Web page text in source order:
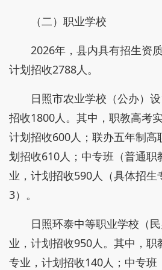
（二）职业学校
2026年，县内具有招生资
计划招收2788人。
日照市农业学校（公办）
招收1800人。其中，职教高考
计划招收600人；联办五年制高
划招收610人；中专班（普通
业，计划招收590人（具体招生
3）。
日照环泰中等职业学校（
业，计划招收950人。其中，职
专业，计划招收140人；中专